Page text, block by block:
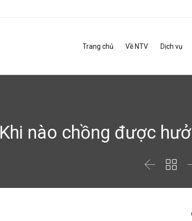
Trang chủ Về NTV Dịch vụ
Khi nào chồng được
 